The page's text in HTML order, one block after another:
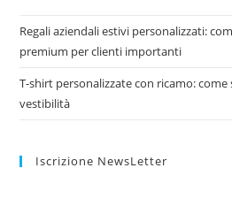
Regali aziendali estivi personalizzati:
premium per clienti importanti
T-shirt personalizzate con ricamo: come
vestibilità
Iscrizione NewsLetter